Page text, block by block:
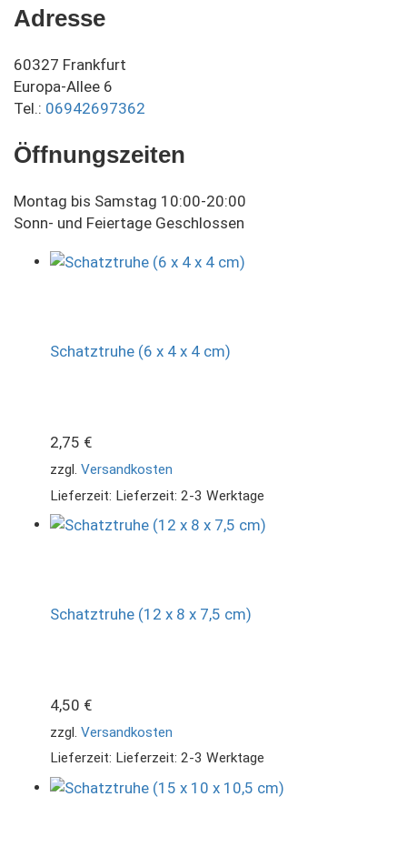
Adresse
60327 Frankfurt
Europa-Allee 6
Tel.: 06942697362
Öffnungszeiten
Montag bis Samstag 10:00-20:00
Sonn- und Feiertage Geschlossen
Schatztruhe (6 x 4 x 4 cm)
2,75 €
zzgl. Versandkosten
Lieferzeit: Lieferzeit: 2-3 Werktage
Schatztruhe (12 x 8 x 7,5 cm)
4,50 €
zzgl. Versandkosten
Lieferzeit: Lieferzeit: 2-3 Werktage